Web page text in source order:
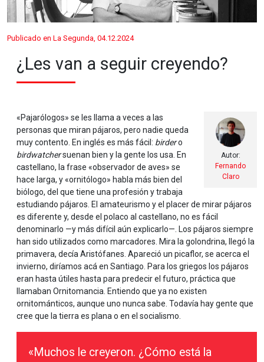
Publicado en La Segunda, 04.12.2024
¿Les van a seguir creyendo?
Autor:
Fernando
Claro
«Pajarólogos» se les llama a veces a las
personas que miran pájaros, pero nadie queda
muy contento. En inglés es más fácil: birdero
birdwatchersuenan bien y la gente los usa. En
castellano, la frase «observador de aves» se
hace larga, y «ornitólogo» habla más bien del
biólogo, del que tiene una profesión y trabaja
estudiando pájaros. El amateurismo y el placer de mirar pájaros
es diferente y, desde el polaco al castellano, no es fácil
denominarlo —y más difícil aún explicarlo—. Los pájaros siempre
han sido utilizados como marcadores. Mira la golondrina, llegó la
primavera, decía Aristófanes. Apareció un picaflor, se acerca el
invierno, diríamos acá en Santiago. Para los griegos los pájaros
eran hasta útiles hasta para predecir el futuro, práctica que
llamaban Ornitomancia. Entiendo que ya no existen
ornitománticos, aunque uno nunca sabe. Todavía hay gente que
cree que la tierra es plana o en el socialismo.
«Muchos le creyeron. ¿Cómo está la